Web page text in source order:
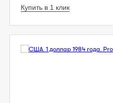
Купить в 1 клик